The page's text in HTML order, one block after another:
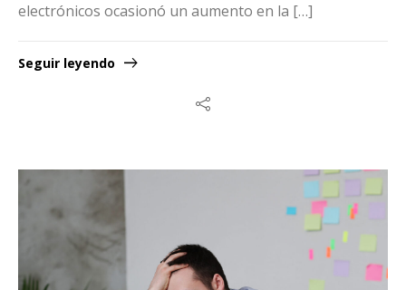
electrónicos ocasionó un aumento en la […]
Seguir leyendo